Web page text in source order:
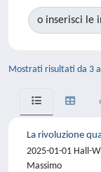
o inserisci le
Mostrati risultati da 3
La rivoluzione
2025-01-01 Hall-
Massimo